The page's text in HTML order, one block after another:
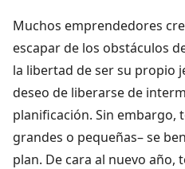
Muchos emprendedores
escapar de los obstáculos
la libertad de ser su propio
deseo de liberarse de
planificación. Sin embargo,
grandes o pequeñas– se
plan. De cara al nuevo